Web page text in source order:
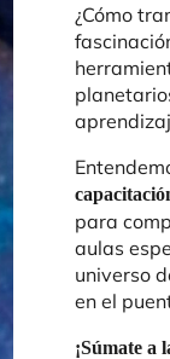
¿Cómo
para
aulas
universo
en el
¡Súmate a